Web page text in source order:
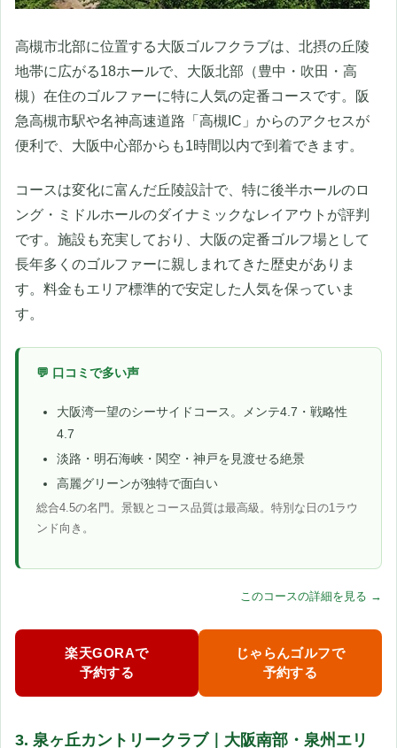
高槻市北部に位置する大阪ゴルフクラブは、北摂の丘陵
地帯に広がる18ホールで、大阪北部（豊中・吹田・高
槻）在住のゴルファーに特に人気の定番コースです。阪
急高槻市駅や名神高速道路「高槻IC」からのアクセスが
便利で、大阪中心部からも1時間以内で到着できます。
コースは変化に富んだ丘陵設計で、特に後半ホールのロ
ング・ミドルホールのダイナミックなレイアウトが評判
です。施設も充実しており、大阪の定番ゴルフ場として
長年多くのゴルファーに親しまれてきた歴史がありま
す。料金もエリア標準的で安定した人気を保っていま
す。
💬 口コミで多い声
大阪湾一望のシーサイドコース。メンテ4.7・戦略性
4.7
淡路・明石海峡・関空・神戸を見渡せる絶景
高麗グリーンが独特で面白い
総合4.5の名門。景観とコース品質は最高級。特別な日の1ラウ
ンド向き。
このコースの詳細を見る →
楽天GORAで
予約する
じゃらんゴルフで
予約する
3. 泉ヶ丘カントリークラブ｜大阪南部・泉州エリ